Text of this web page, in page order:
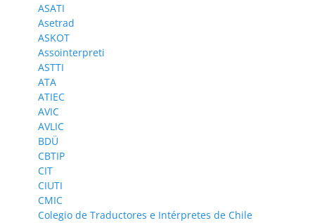
ASATI
Asetrad
ASKOT
Assointerpreti
ASTTI
ATA
ATIEC
AVIC
AVLIC
BDÜ
CBTIP
CIT
CIUTI
CMIC
Colegio de Traductores e Intérpretes de Chile